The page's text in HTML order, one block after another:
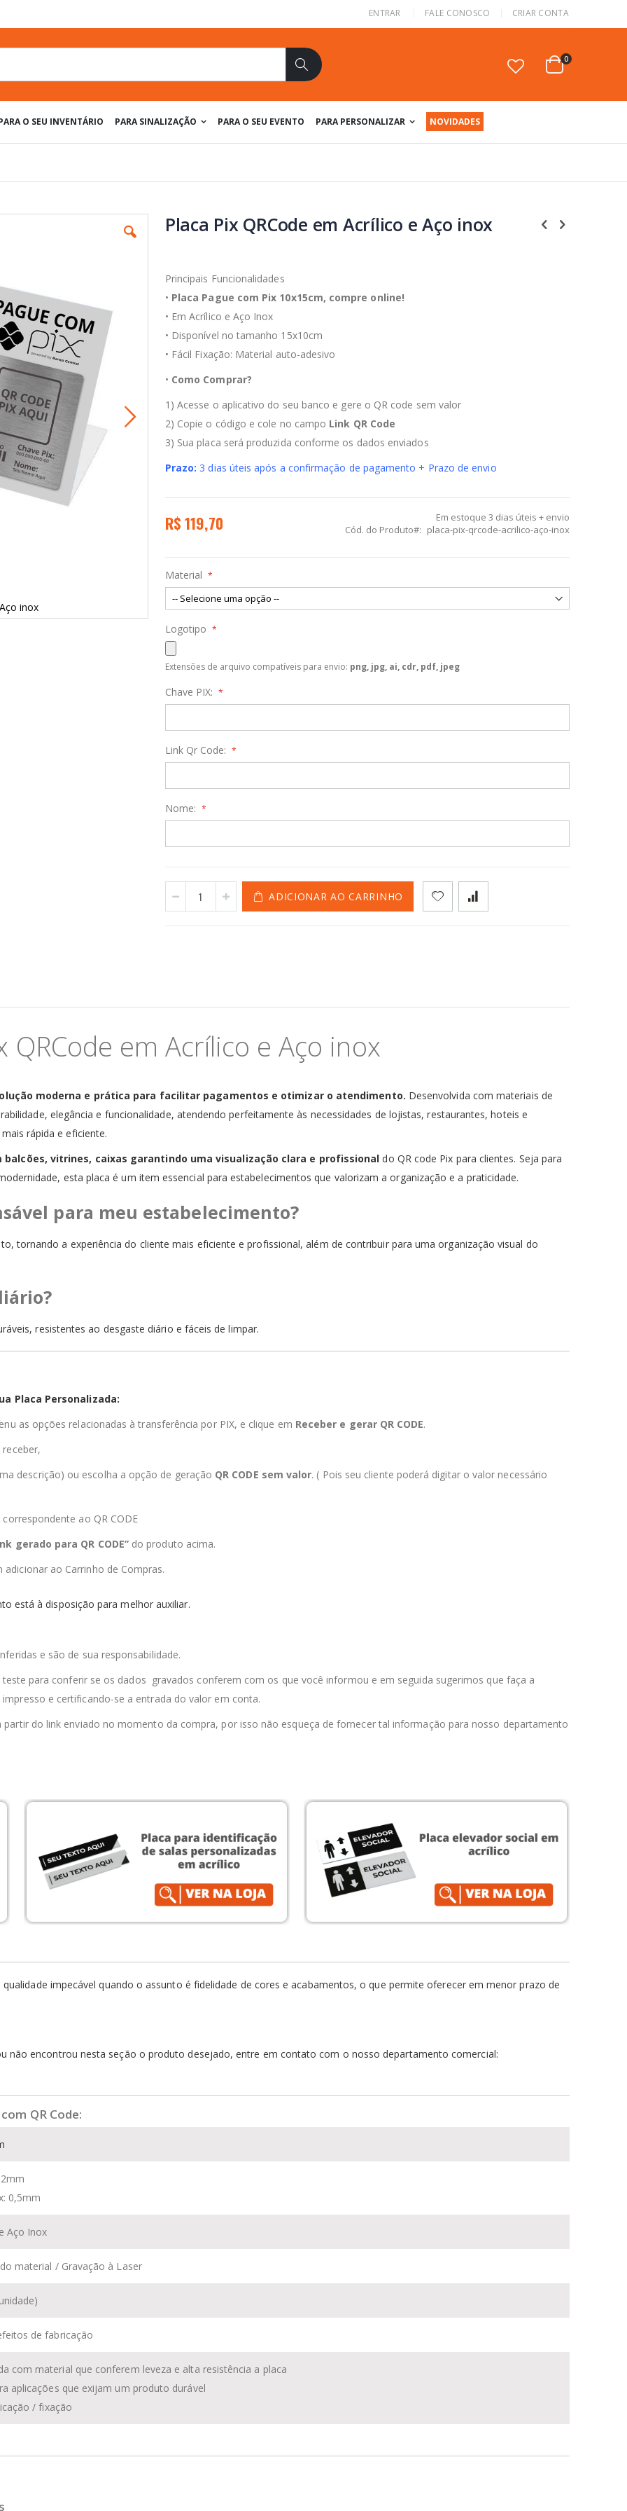
ENTRAR FALE CONOSCO CRIAR CONTA
Cart
0itens
O SEU INVENTÁRIO PARA SINALIZAÇÃO PARA O SEU EVENTO PARA PERSONALIZAR NOVIDADES
inox Placa Pix QRCode em Acrílico e Aço inox
Placa Pix QRCode em Acrílico e Aço inox
Principais Funcionalidades
• Placa Pague com Pix 10x15cm, compre online!
• Em Acrílico e Aço Inox
• Disponível no tamanho 15x10cm
• Fácil Fixação: Material auto-adesivo
• Como Comprar?
1) Acesse o aplicativo do seu banco e gere o QR code sem valor
2) Copie o código e cole no campo Link QR Code
3) Sua placa será produzida conforme os dados enviados
Prazo: 3 dias úteis após a confirmação de pagamento + Prazo de envio
R$ 119,70 Em estoque 3 dias úteis + envio
Cód. do Produto
placa-pix-qrcode-acrilico-aço-inox
Material
Logotipo
Extensões de arquivo compatíveis para envio: png, jpg, ai, cdr, pdf, jpeg
Chave PIX:
Link Qr Code:
Nome:
ADICIONAR AO CARRINHO
QRCode em Acrílico e Aço inox
moderna e prática para facilitar pagamentos e otimizar o atendimento. Desenvolvida com materiais de
elegância e funcionalidade, atendendo perfeitamente às necessidades de lojistas, restaurantes, hoteis e
rápida e eficiente.
balcões, vitrines, caixas garantindo uma visualização clara e profissional do QR code Pix para clientes. Seja para
esta placa é um item essencial para estabelecimentos que valorizam a organização e a praticidade.
para meu estabelecimento?
tornando a experiência do cliente mais eficiente e profissional, além de contribuir para uma organização visual do
resistentes ao desgaste diário e fáceis de limpar.
Placa Personalizada:
as opções relacionadas à transferência por PIX, e clique em Receber e gerar QR CODE.
descrição) ou escolha a opção de geração QR CODE sem valor. ( Pois seu cliente poderá digitar o valor necessário
ao QR CODE
gerado para QR CODE”do produto acima.
adicionar ao Carrinho de Compras.
está à disposição para melhor auxiliar.
e são de sua responsabilidade.
para conferir se os dados gravados conferem com os que você informou e em seguida sugerimos que faça a
e certificando-se a entrada do valor em conta.
partir do link enviado no momento da compra, por isso não esqueça de fornecer tal informação para nosso departamento
impecável quando o assunto é fidelidade de cores e acabamentos, o que permite oferecer em menor prazo de
não encontrou nesta seção o produto desejado, entre em contato com o nosso departamento comercial:
QR Code:
0,5mm
Aço Inox
material / Gravação à Laser
de fabricação
com material que conferem leveza e alta resistência a placa
aplicações que exijam um produto durável
/ fixação